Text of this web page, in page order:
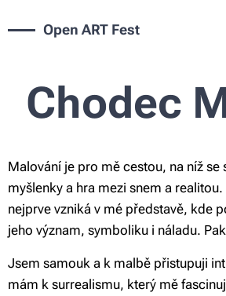
Open ART Fest
Chodec
Malování je pro mě cestou, na níž se
myšlenky a hra mezi snem a
nejprve vzniká v mé představě, kde
jeho význam, symboliku i náladu.
Jsem samouk a k malbě přistupuji
mám k surrealismu, který mě